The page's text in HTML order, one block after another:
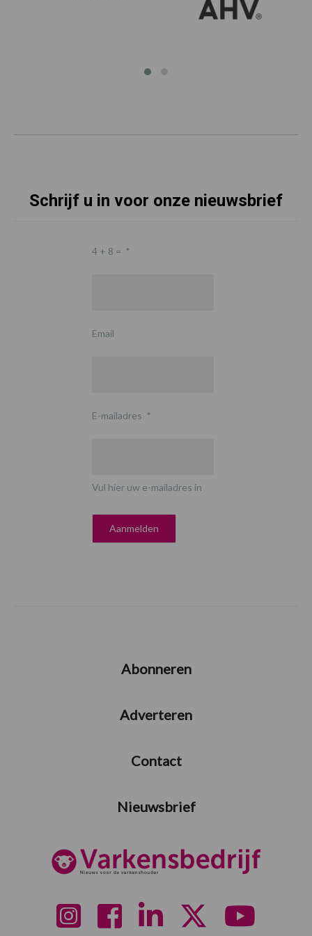
Schrijf u in voor onze nieuwsbrief
4 + 8 = *
Email
E-mailadres *
Vul hier uw e-mailadres in
Abonneren
Adverteren
Contact
Nieuwsbrief